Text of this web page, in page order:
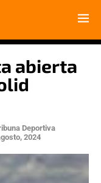
abierta
Deportiva
2024